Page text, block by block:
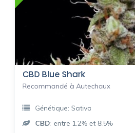
CBD Blue Shark
Recommandé à Autechaux
Génétique: Sativa
CBD: entre 1.2% et 8.5%